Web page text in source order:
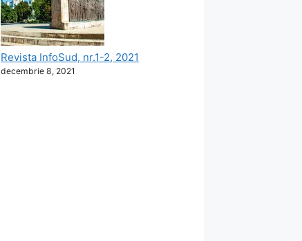
Revista InfoSud, nr.1-2, 2021
decembrie 8, 2021